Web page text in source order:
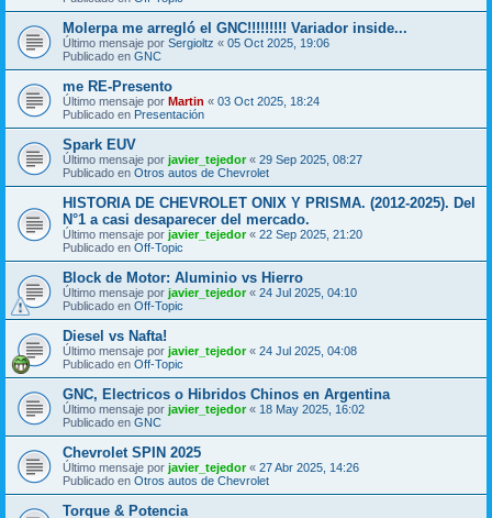
Molerpa me arregló el GNC!!!!!!!!! Variador inside...
Último mensaje por Sergioltz « 05 Oct 2025, 19:06
Publicado en GNC
me RE-Presento
Último mensaje por Martin « 03 Oct 2025, 18:24
Publicado en Presentación
Spark EUV
Último mensaje por javier_tejedor« 29 Sep 2025, 08:27
Publicado en Otros autos de Chevrolet
HISTORIA DE CHEVROLET ONIX Y PRISMA. (2012-2025). Del
N°1 a casi desaparecer del mercado.
Último mensaje por javier_tejedor« 22 Sep 2025, 21:20
Publicado en Off-Topic
Block de Motor: Aluminio vs Hierro
Último mensaje por javier_tejedor« 24 Jul 2025, 04:10
Publicado en Off-Topic
Diesel vs Nafta!
Último mensaje por javier_tejedor« 24 Jul 2025, 04:08
Publicado en Off-Topic
GNC, Electricos o Hibridos Chinos en Argentina
Último mensaje por javier_tejedor« 18 May 2025, 16:02
Publicado en GNC
Chevrolet SPIN 2025
Último mensaje por javier_tejedor« 27 Abr 2025, 14:26
Publicado en Otros autos de Chevrolet
Torque & Potencia